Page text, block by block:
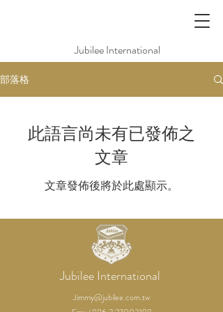
Jubilee International
部落格
此語言尚未有已發佈之
文章
文章發佈後將於此處顯示。
Jubilee International
Jimmy@jubilee.com.tw